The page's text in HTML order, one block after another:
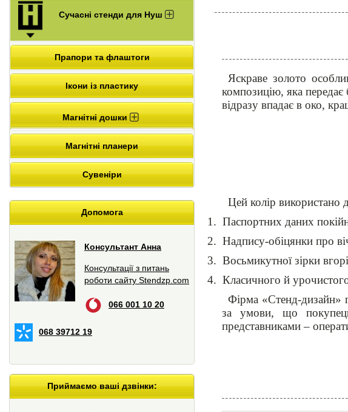
Сучасні стенди для Нуш
Прапори та флаштоги
Ікони із пластику
Магнітні дошки
Магнітні планери
Сувеніри
Допомога
Консультант Анна
Консультації з питань
роботи сайту Stendzp.com
066 001 10 20
068 39712 19
Приймаємо ваші дзвінки:
Яскраве золото
композицію, яка передає
відразу впадає в око,
Цей колір використано
1. Паспортних даних
2. Надпису-обіцянки про
3. Восьмикутної зірки
4. Класичного й
Фірма «Стенд-дизайн»
за умови, що
представниками –